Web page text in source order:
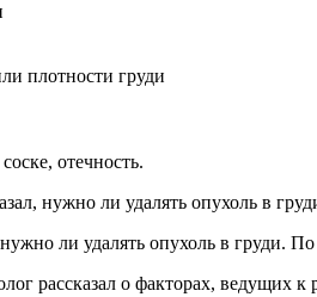
плотности груди
отечность.
нужно ли удалять опухоль в
ли удалять опухоль в груди.
рассказал о факторах, ведущих к